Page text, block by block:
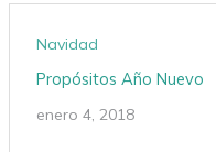
Navidad
Propósitos Año Nuevo
enero 4, 2018